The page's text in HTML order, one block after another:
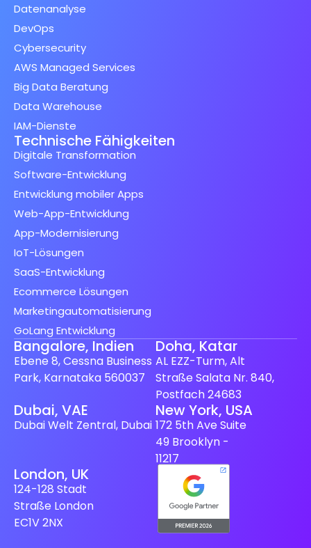
Datenanalyse
DevOps
Cybersecurity
AWS Managed Services
Big Data Beratung
Data Warehouse
IAM-Dienste
Technische Fähigkeiten
Digitale Transformation
Software-Entwicklung
Entwicklung mobiler Apps
Web-App-Entwicklung
App-Modernisierung
IoT-Lösungen
SaaS-Entwicklung
Ecommerce Lösungen
Marketingautomatisierung
GoLang Entwicklung
Bangalore, Indien
Ebene 8, Cessna Business
Park, Karnataka 560037
Doha, Katar
AL EZZ-Turm, Alt
Straße Salata Nr. 840,
Postfach 24683
Dubai, VAE
Dubai Welt Zentral, Dubai
New York, USA
172 5th Ave Suite
49 Brooklyn -
11217
London, UK
124-128 Stadt
Straße London
EC1V 2NXFrench
Japanese
Dutch
Finnish
Spanish (Spain)